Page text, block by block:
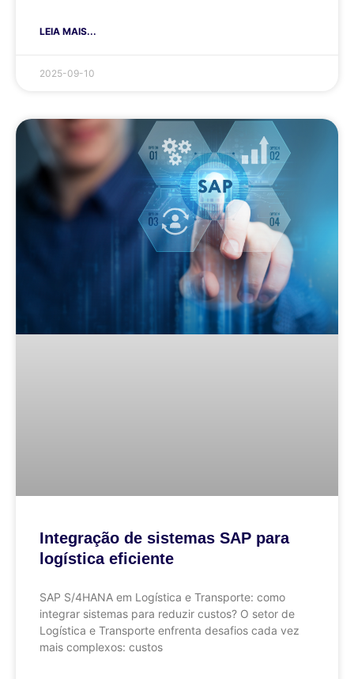
LEIA MAIS...
2025-09-10
Integração de sistemas SAP para
logística eficiente
SAP S/4HANA em Logística e Transporte: como
integrar sistemas para reduzir custos? O setor de
Logística e Transporte enfrenta desafios cada vez
mais complexos: custos